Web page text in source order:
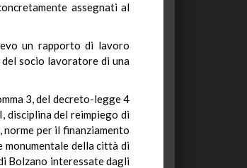
assegnati al
un rapporto di lavoro
socio lavoratore di una
3, del decreto-legge 4
disciplina del reimpiego di
per il finanziamento
monumentale della città di
Bolzano interessate dagli